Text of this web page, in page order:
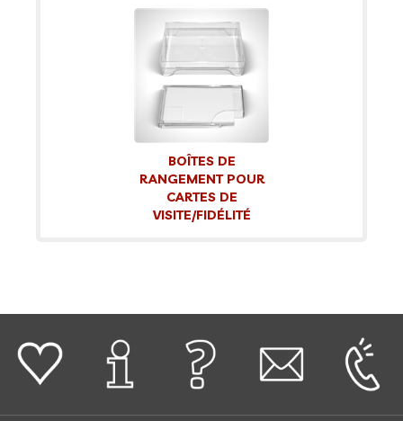
BOÎTES DE
RANGEMENT POUR
CARTES DE
VISITE/FIDÉLITÉ